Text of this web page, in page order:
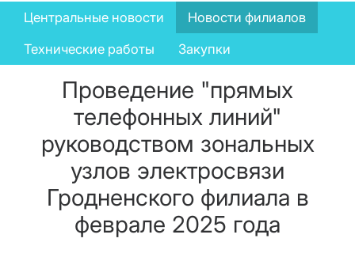
News
menu
Центральные новости
Новости филиалов
Технические работы
Закупки
Проведение "прямых
телефонных линий"
руководством зональных
узлов электросвязи
Гродненского филиала в
феврале 2025 года